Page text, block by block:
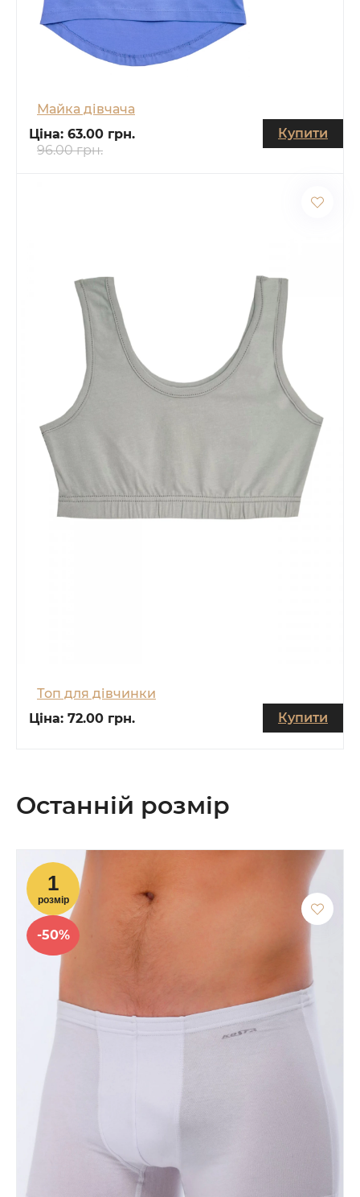
Майка дівчача
Ціна: 63.00 грн.
96.00 грн.
Купити
Топ для дівчинки
Ціна: 72.00 грн. Купити
Останній розмір
-50%